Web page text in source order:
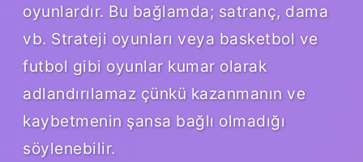
oyunlardır. Bu bağlamda; satranç, dama
vb. Strateji oyunları veya basketbol ve
futbol gibi oyunlar kumar olarak
adlandırılamaz çünkü kazanmanın ve
kaybetmenin şansa bağlı olmadığı
söylenebilir.